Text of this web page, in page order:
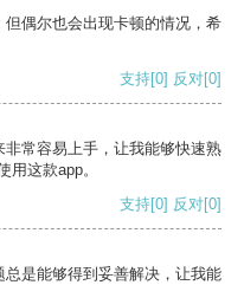
偶尔也会出现卡顿的情况，希
支持[0] 反对[0]
常容易上手，让我能够快速熟
这款app。
支持[0] 反对[0]
是能够得到妥善解决，让我能